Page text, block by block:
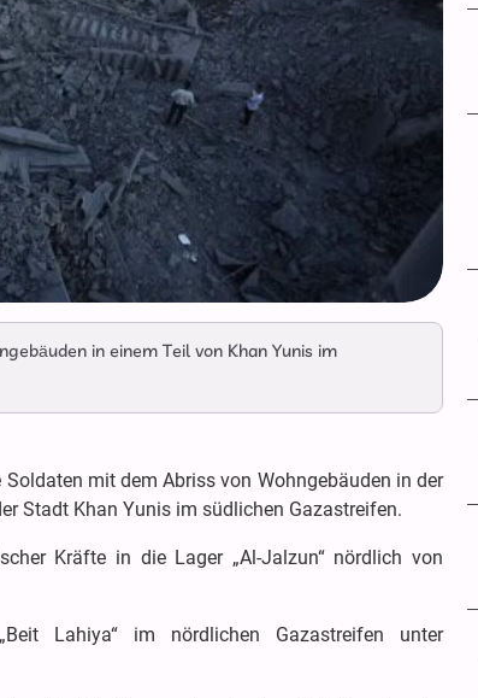
in einem Teil von Khan Yunis im
mit dem Abriss von Wohngebäuden in der
Stadt Khan Yunis im südlichen Gazastreifen.
Kräfte in die Lager „Al-Jalzun“ nördlich von
Lahiya“ im nördlichen Gazastreifen unter